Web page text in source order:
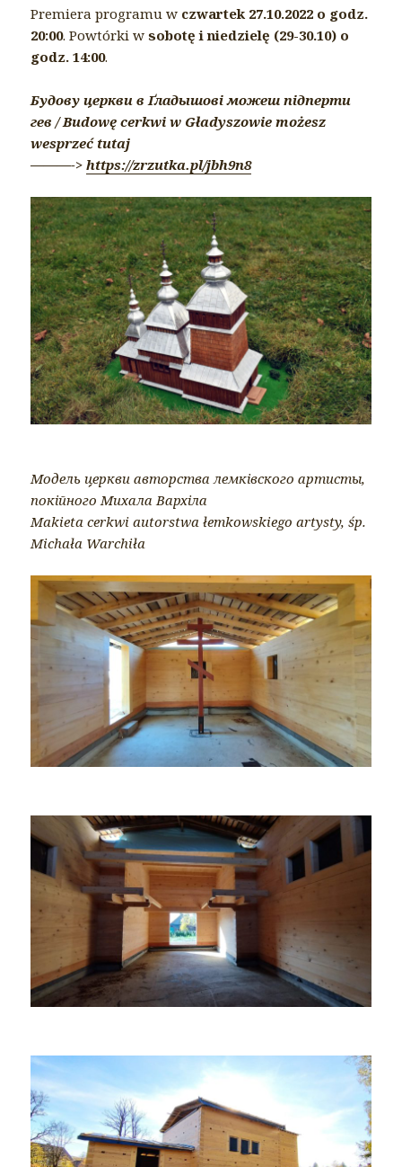
Premiera programu w czwartek 27.10.2022 o godz.
20:00. Powtórki wsobotę i niedzielę (29-30.10) o
godz. 14:00.
Будову церкви в Ґладышові можеш підперти
гев / Budowę cerkwi w Gładyszowie możesz
wesprzeć tutaj
———->https://zrzutka.pl/jbh9n8
Модель церкви авторства лемківского артисты,
покійного Михала Вархіла
Makieta cerkwi autorstwa łemkowskiego artysty, śp.
Michała Warchiła